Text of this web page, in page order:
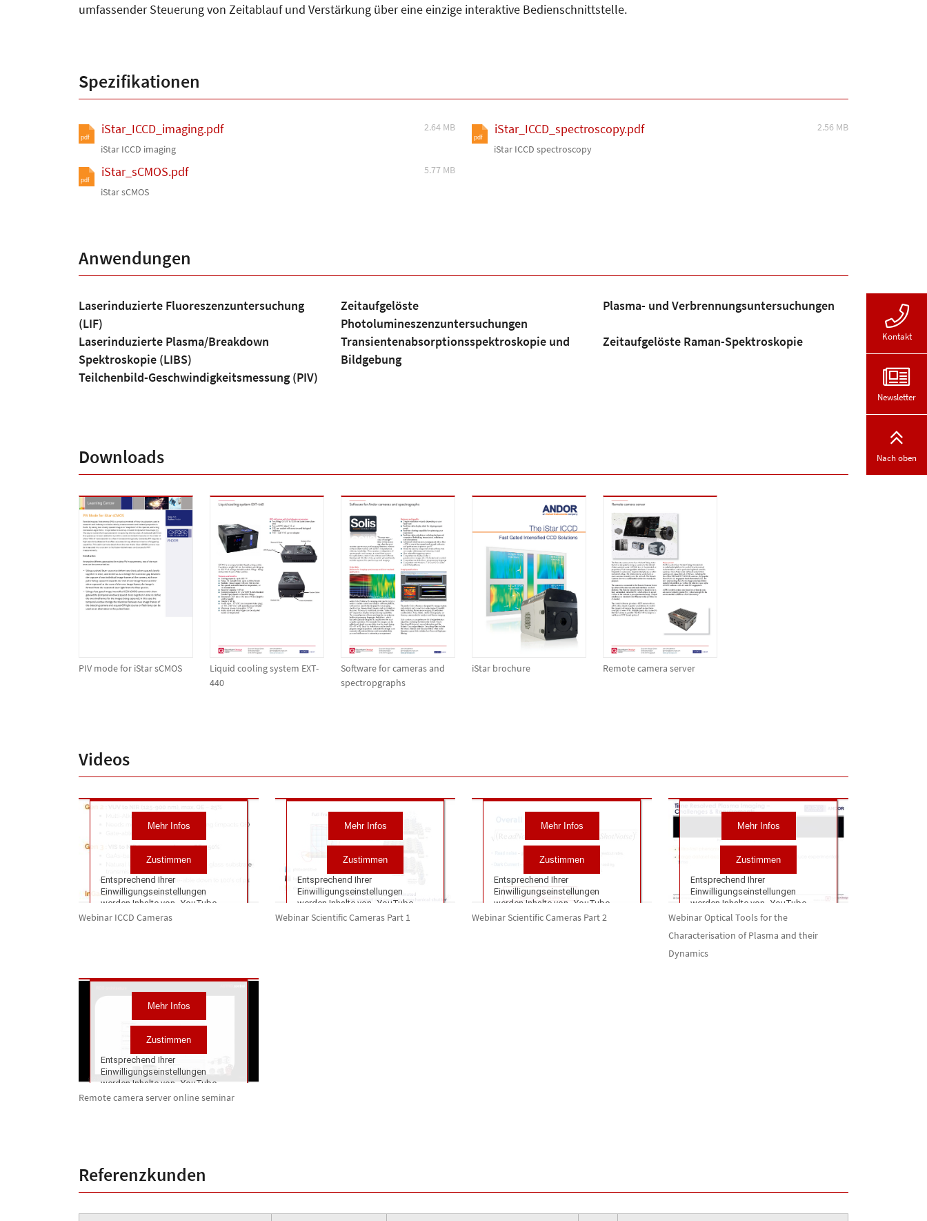
umfassender Steuerung von Zeitablauf und Verstärkung über eine einzige interaktive Bedienschnittstelle.
Spezifikationen
pdf
iStar_ICCD_imaging.pdf
2.64 MB
iStar ICCD imaging
pdf
iStar_ICCD_spectroscopy.pdf
2.56 MB
iStar ICCD spectroscopy
pdf
iStar_sCMOS.pdf
5.77 MB
iStar sCMOS
Anwendungen
Laserinduzierte Fluoreszenzuntersuchung
(LIF)
Zeitaufgelöste
Photolumineszenzuntersuchungen
Plasma- und Verbrennungsuntersuchungen
Laserinduzierte Plasma/Breakdown
Spektroskopie (LIBS)
Transientenabsorptionsspektroskopie und
Bildgebung
Zeitaufgelöste Raman-Spektroskopie
Teilchenbild-Geschwindigkeitsmessung (PIV)
Downloads
PIV mode for iStar sCMOS
Liquid cooling system EXT-
440
Software for cameras and
spectropgraphs
iStar brochure Remote camera server
Videos
Webinar ICCD Cameras Webinar Scientific Cameras Part 1 Webinar Scientific Cameras Part 2
Webinar Optical Tools for the
Characterisation of Plasma and their
Dynamics
Remote camera server online seminar
Referenzkunden
Kontakt
Newsletter
Nach oben